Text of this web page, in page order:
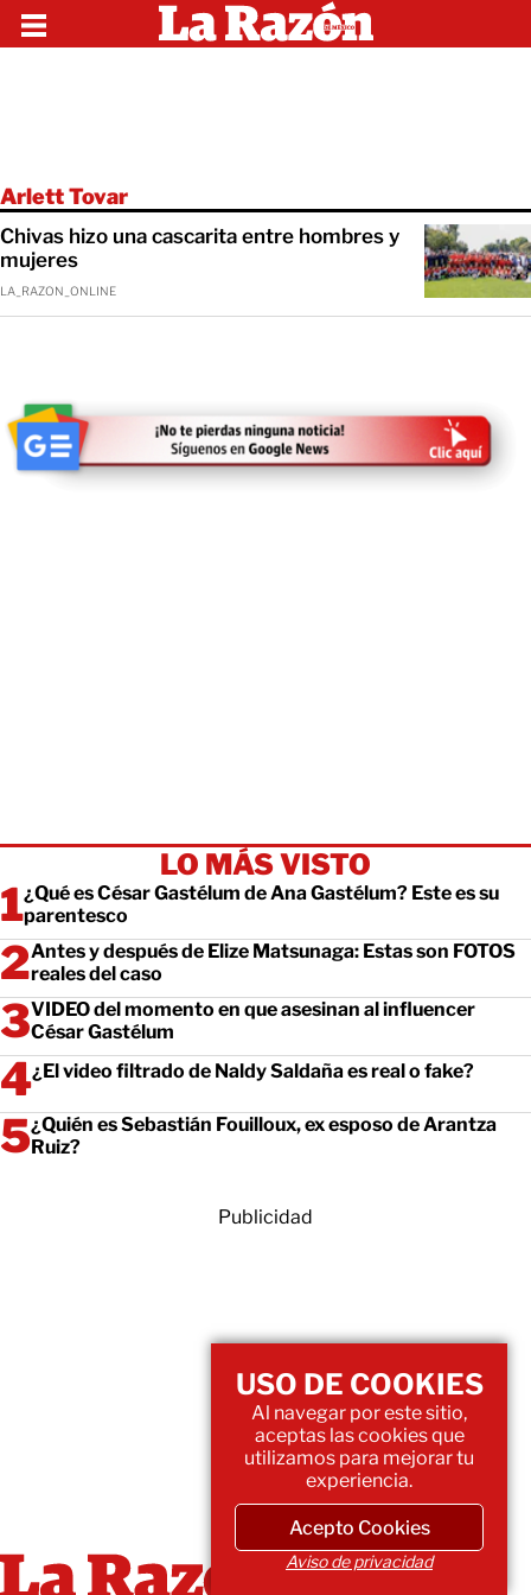
Arlett Tovar
Chivas hizo una cascarita entre hombres y
mujeres
LA_RAZON_ONLINE
LO MÁS VISTO
¿Qué es César Gastélum de Ana Gastélum? Este es su
parentesco
Antes y después de Elize Matsunaga: Estas son FOTOS
reales del caso
VIDEO del momento en que asesinan al influencer
César Gastélum
¿El video filtrado de Naldy Saldaña es real o fake?
¿Quién es Sebastián Fouilloux, ex esposo de Arantza
Ruiz?
Publicidad
USO DE COOKIES
Al navegar por este sitio,
aceptas las cookies que
utilizamos para mejorar tu
experiencia.
Acepto Cookies
Aviso de privacidad